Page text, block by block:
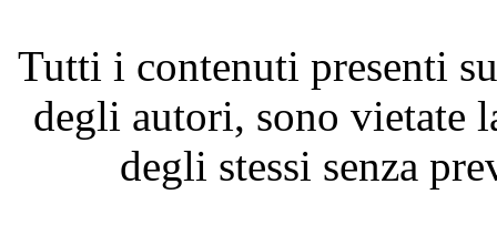
Tutti i contenuti presenti
degli autori, sono vietate
degli stessi senza